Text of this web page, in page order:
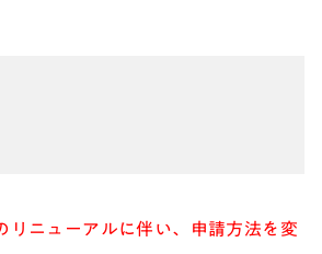
リニューアルに伴い、申請方法を変